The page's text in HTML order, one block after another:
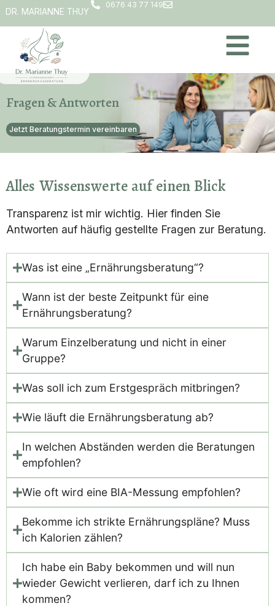
DR. MARIANNE THUY
0676 43 77 149
Fragen & Antworten
Jetzt Beratungstermin vereinbaren
Alles Wissenswerte auf einen Blick
Transparenz ist mir wichtig. Hier finden Sie
Antworten auf häufig gestellte Fragen zur Beratung.
Was ist eine „Ernährungsberatung“?
Wann ist der beste Zeitpunkt für eine
Ernährungsberatung?
Warum Einzelberatung und nicht in einer
Gruppe?
Was soll ich zum Erstgespräch mitbringen?
Wie läuft die Ernährungsberatung ab?
In welchen Abständen werden die Beratungen
empfohlen?
Wie oft wird eine BIA-Messung empfohlen?
Bekomme ich strikte Ernährungspläne? Muss
ich Kalorien zählen?
Ich habe ein Baby bekommen und will nun
wieder Gewicht verlieren, darf ich zu Ihnen
kommen?